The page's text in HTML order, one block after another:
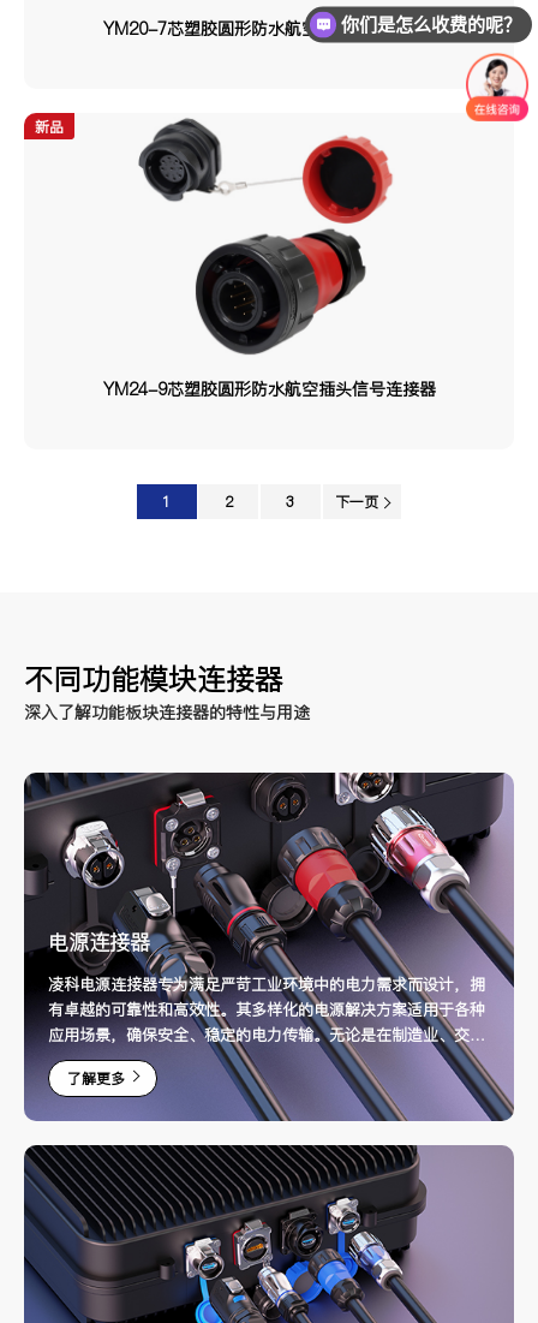
YM20-7芯塑胶圆形防水航空插头信号连接器
新品
YM24-9芯塑胶圆形防水航空插头信号连接器
1 2 3 下一页
不同功能模块连接器
深入了解功能板块连接器的特性与用途
电源连接器
凌科电源连接器专为满足严苛工业环境中的电力需求而设计，拥
有卓越的可靠性和高效性。其多样化的电源解决方案适用于各种
应用场景，确保安全、稳定的电力传输。无论是在制造业、交通
运输还是建筑领域，凌科电源连接器都能为您提供理想的连接选
择。产品设计兼顾经济性与耐用性，适合长时间使用。
了解更多
你们是怎么收费的呢？
现在有优惠活动么？